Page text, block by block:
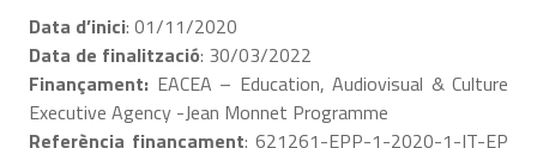
Data d’inici: 01/11/2020
Data de finalització: 30/03/2022
Finançament: EACEA – Education, Audiovisual & Culture
Executive Agency -Jean Monnet Programme
Referència finançament: 621261-EPP-1-2020-1-IT-EP